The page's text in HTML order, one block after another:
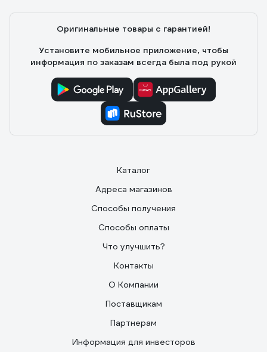
Оригинальные товары с гарантией!
Установите мобильное приложение, чтобы
информация по заказам всегда была под рукой
Каталог
Адреса магазинов
Способы получения
Способы оплаты
Что улучшить?
Контакты
О Компании
Поставщикам
Партнерам
Информация для инвесторов